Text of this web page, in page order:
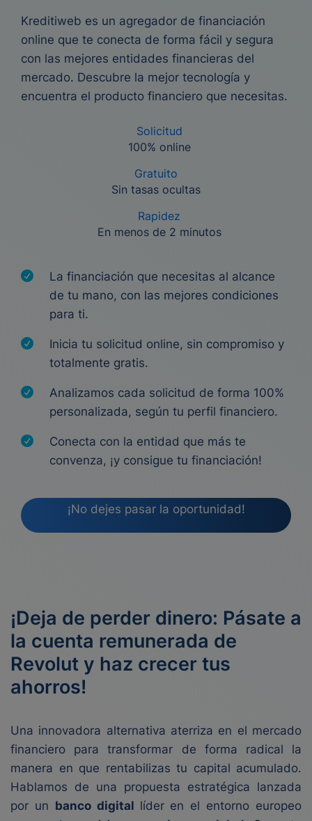
Kreditiweb es un agregador de financiación
online que te conecta de forma fácil y segura
con las mejores entidades financieras del
mercado. Descubre la mejor tecnología y
encuentra el producto financiero que necesitas.
Solicitud
100% online
Gratuito
Sin tasas ocultas
Rapidez
En menos de 2 minutos
La financiación que necesitas al alcance
de tu mano, con las mejores condiciones
para ti.
Inicia tu solicitud online, sin compromiso y
totalmente gratis.
Analizamos cada solicitud de forma 100%
personalizada, según tu perfil financiero.
Conecta con la entidad que más te
convenza, ¡y consigue tu financiación!
¡No dejes pasar la oportunidad!
¡Deja de perder dinero: Pásate a
la cuenta remunerada de
Revolut y haz crecer tus
ahorros!
Una innovadora alternativa aterriza en el mercado
financiero para transformar de forma radical la
manera en que rentabilizas tu capital acumulado.
Hablamos de una propuesta estratégica lanzada
por un banco digital líder en el entorno europeo